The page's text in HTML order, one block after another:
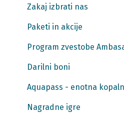
Zakaj izbrati nas
Paketi in akcije
Program zvestobe
Darilni boni
Aquapass - enotna
Nagradne igre